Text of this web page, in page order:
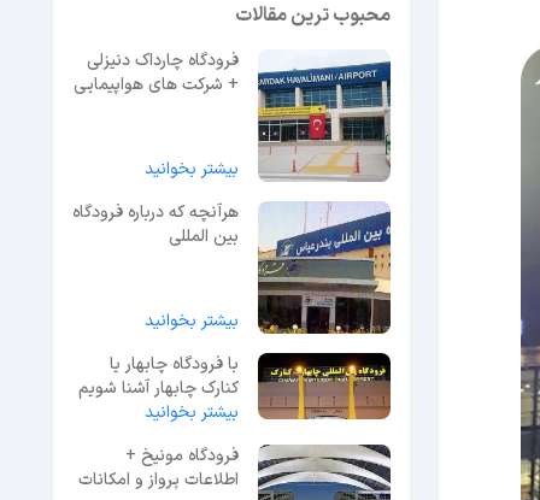
محبوب ترین مقالات
فرودگاه چارداک دنیزلی
+ شرکت های هواپیمایی
بیشتر بخوانید
هرآنچه که درباره فرودگاه
بین المللی
بیشتر بخوانید
با فرودگاه چابهار یا
کنارک چابهار آشنا شویم
{اطلاعات پرواز}
بیشتر بخوانید
فرودگاه مونیخ +
اطلاعات پرواز و امکانات